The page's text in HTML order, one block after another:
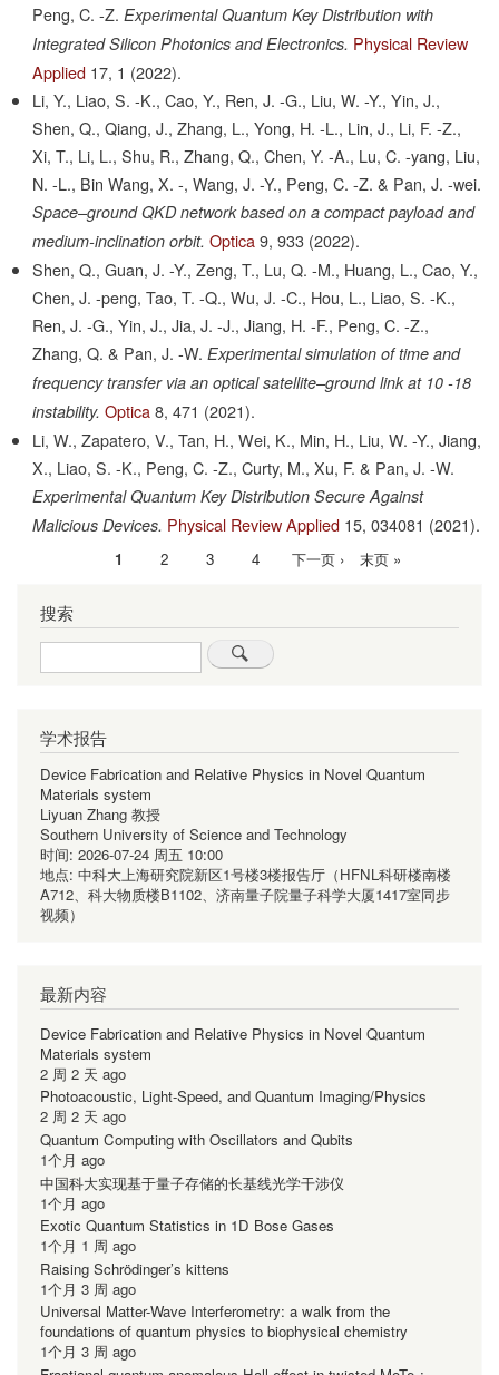
Peng, C. -Z. Experimental Quantum Key Distribution with
Integrated Silicon Photonics and Electronics. Physical Review
Applied 17, 1 (2022).
Li, Y., Liao, S. -K., Cao, Y., Ren, J. -G., Liu, W. -Y., Yin, J.,
Shen, Q., Qiang, J., Zhang, L., Yong, H. -L., Lin, J., Li, F. -Z.,
Xi, T., Li, L., Shu, R., Zhang, Q., Chen, Y. -A., Lu, C. -yang, Liu,
N. -L., Bin Wang, X. -, Wang, J. -Y., Peng, C. -Z. & Pan, J. -wei.
Space–ground QKD network based on a compact payload and
medium-inclination orbit. Optica 9, 933 (2022).
Shen, Q., Guan, J. -Y., Zeng, T., Lu, Q. -M., Huang, L., Cao, Y.,
Chen, J. -peng, Tao, T. -Q., Wu, J. -C., Hou, L., Liao, S. -K.,
Ren, J. -G., Yin, J., Jia, J. -J., Jiang, H. -F., Peng, C. -Z.,
Zhang, Q. & Pan, J. -W. Experimental simulation of time and
frequency transfer via an optical satellite–ground link at 10 -18
instability. Optica 8, 471 (2021).
Li, W., Zapatero, V., Tan, H., Wei, K., Min, H., Liu, W. -Y., Jiang,
X., Liao, S. -K., Peng, C. -Z., Curty, M., Xu, F. & Pan, J. -W.
Experimental Quantum Key Distribution Secure Against
Malicious Devices. Physical Review Applied 15, 034081 (2021).
当1 Page
2 Page
3 Page
4
下
下一页 ›
末
末页 »
搜索
Search
学术报告
Device Fabrication and Relative Physics in Novel Quantum
Materials system
Liyuan Zhang 教授
Southern University of Science and Technology
时间: 2026-07-24 周五 10:00
地点: 中科大上海研究院新区1号楼3楼报告厅（HFNL科研楼南楼
A712、科大物质楼B1102、济南量子院量子科学大厦1417室同步
视频）
最新内容
Device Fabrication and Relative Physics in Novel Quantum
Materials system
2 周 2 天 ago
Photoacoustic, Light-Speed, and Quantum Imaging/Physics
2 周 2 天 ago
Quantum Computing with Oscillators and Qubits
1个月 ago
中国科大实现基于量子存储的长基线光学干涉仪
1个月 ago
Exotic Quantum Statistics in 1D Bose Gases
1个月 1 周 ago
Raising Schrödinger’s kittens
1个月 3 周 ago
Universal Matter-Wave Interferometry: a walk from the
foundations of quantum physics to biophysical chemistry
1个月 3 周 ago